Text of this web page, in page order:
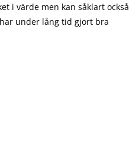
i värde men kan såklart också
under lång tid gjort bra